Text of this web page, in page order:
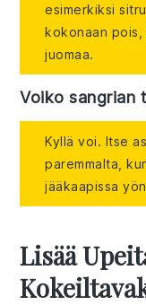
esimerkiksi
kokonaan pois,
juomaa.
Voiko sangrian
Kyllä voi. Itse
paremmalta,
jääkaapissa
Lisää